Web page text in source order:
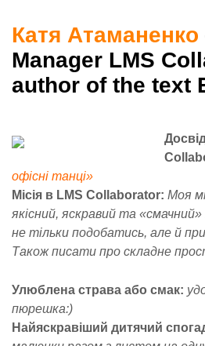
Катя Атаманенко
Manager LMS
author of the text
офісні танці»
Місія в LMS Collaborator: Моя
якісний, яскравий та
не тільки подобатись, але й
Також писати про складне
Улюблена страва або смак:
пюрешка:)
Найяскравіший дитячий